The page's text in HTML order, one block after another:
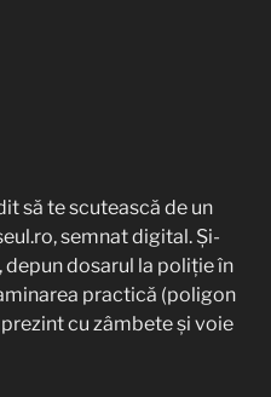
să te scutească de un
semnat digital. Și-
depun dosarul la poliție în
practică (poligon
cu zâmbete și voie